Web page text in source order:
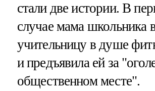
стали две истории. В
случае мама школьника
учительницу в душе
и предъявила ей за
общественном месте".